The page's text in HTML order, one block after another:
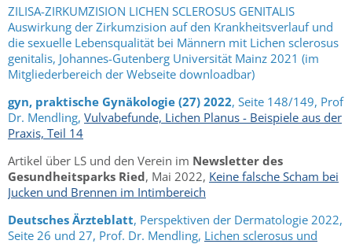
ZILISA-ZIRKUMZISION LICHEN SCLEROSUS GENITALIS
Auswirkung der Zirkumzision auf den Krankheitsverlauf und
die sexuelle Lebensqualität bei Männern mit Lichen sclerosus
genitalis, Johannes-Gutenberg Universität Mainz 2021 (im
Mitgliederbereich der Webseite downloadbar)
gyn, praktische Gynäkologie (27) 2022, Seite 148/149, Prof
Dr. Mendling, Vulvabefunde, Lichen Planus - Beispiele aus der
Praxis, Teil 14
Artikel über LS und den Verein im Newsletter des
Gesundheitsparks Ried, Mai 2022, Keine falsche Scham bei
Jucken und Brennen im Intimbereich
Deutsches Ärzteblatt, Perspektiven der Dermatologie 2022,
Seite 26 und 27, Prof. Dr. Mendling, Lichen sclerosus und